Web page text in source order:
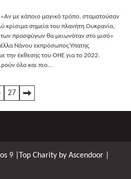
με κάποιο μαγικό τρόπο, σταματούσαν
κρίσιμα σημεία του πλανήτη Ουκρανία,
προσφύγων θα μειωνόταν στο μισό»
Νάνου εκπρόσωπος Ύπατης
την έκθεσης του ΟΗΕ για το 2022.
όλο και πιο…
27
9 |Top Charity by Ascendoor